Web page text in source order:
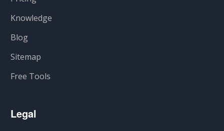
Knowledge
Blog
Sitemap
Free Tools
Legal